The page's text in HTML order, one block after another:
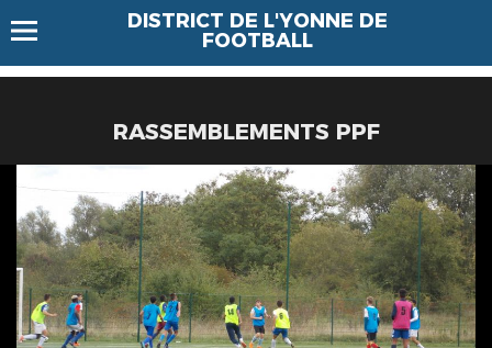
DISTRICT DE L'YONNE DE
FOOTBALL
RASSEMBLEMENTS PPF